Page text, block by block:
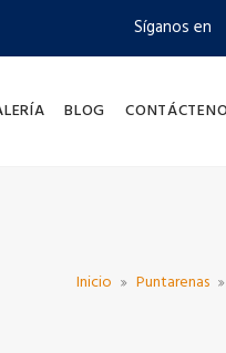
Síganos en
BLOG
Inicio Puntarenas